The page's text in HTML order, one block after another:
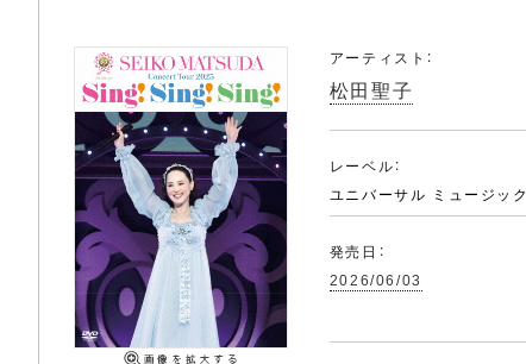
アーティスト：
松田聖子
レーベル：
ユニバーサル ミュージック
発売日：
2026/06/03